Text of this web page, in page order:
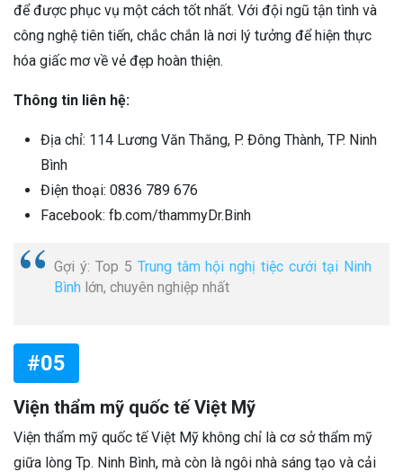
để được phục vụ một cách tốt nhất. Với đội ngũ tận tình và
công nghệ tiên tiến, chắc chắn là nơi lý tưởng để hiện thực
hóa giấc mơ về vẻ đẹp hoàn thiện.
Thông tin liên hệ:
Địa chỉ: 114 Lương Văn Thăng, P. Đông Thành, TP. Ninh
Bình
Điện thoại: 0836 789 676
Facebook: fb.com/thammyDr.Binh
Gợi ý: Top 5 Trung tâm hội nghị tiệc cưới tại Ninh
Bình lớn, chuyên nghiệp nhất
#05
Viện thẩm mỹ quốc tế Việt Mỹ
Viện thẩm mỹ quốc tế Việt Mỹ không chỉ là cơ sở thẩm mỹ
giữa lòng Tp. Ninh Bình, mà còn là ngôi nhà sáng tạo và cải